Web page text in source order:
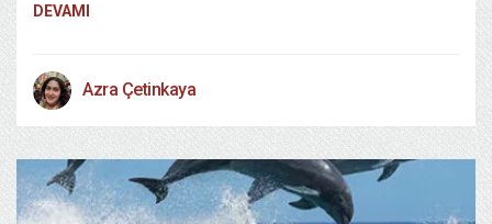
DEVAMI
Azra Çetinkaya